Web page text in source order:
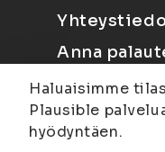
Anna
Haluaisimme
Plausible
hyödyntäen.